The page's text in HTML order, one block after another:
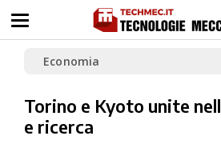
Economia
Torino e Kyoto unite
e ricerca